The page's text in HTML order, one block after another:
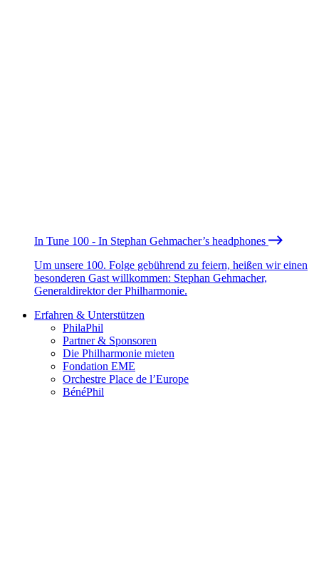
In Tune 100 - In Stephan Gehmacher’s headphones
Um unsere 100. Folge gebührend zu feiern, heißen wir einen
besonderen Gast willkommen: Stephan Gehmacher,
Generaldirektor der Philharmonie.
Erfahren & Unterstützen
PhilaPhil
Partner & Sponsoren
Die Philharmonie mieten
Fondation EME
Orchestre Place de l’Europe
BénéPhil